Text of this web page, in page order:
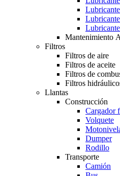
Mantenimiento
Filtros
Filtros de aire
Filtros de aceite
Filtros de
Filtros
Llantas
Construcción
Cargador
Volquete
Dumper
Rodillo
Transporte
Camión